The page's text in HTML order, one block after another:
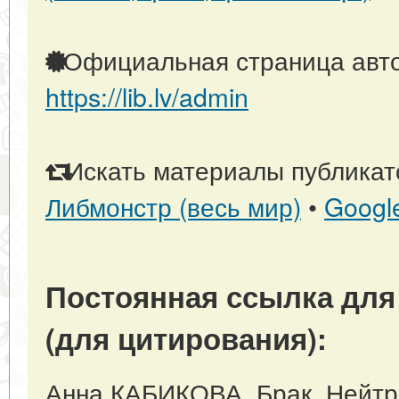
Официальная страница
https://lib.lv/admin
Искать материалы
Либмонстр (весь мир) •
Постоянная ссылка
(для цитирования):